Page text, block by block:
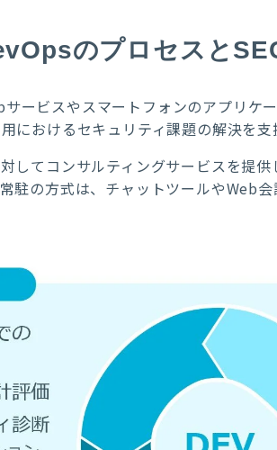
のプロセスと
ービスやスマートフォンのアプリケ
におけるセキュリティ課題の解決を支
してコンサルティングサービスを提
駐の方式は、チャットツールやWeb会